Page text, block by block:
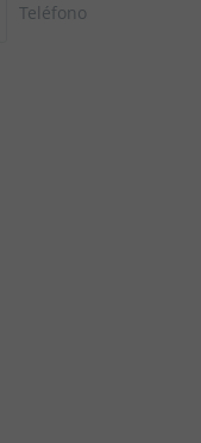
Teléfono